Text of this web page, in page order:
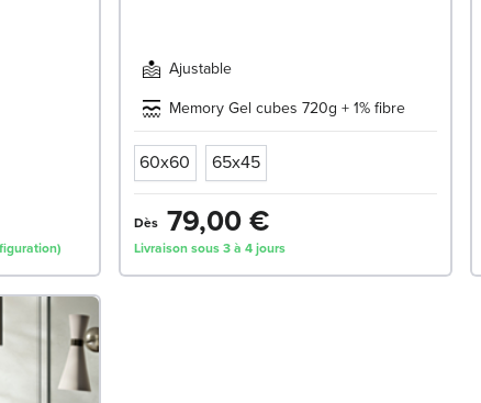
Ajustable
Memory Gel cubes 720g + 1% fibre
60x60 65x45
Dès 79,00 €
Livraison sous 3 à 4 jours